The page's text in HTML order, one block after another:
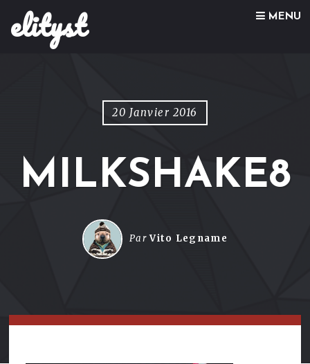
elityst MENU
Skip to content
20 Janvier 2016
MILKSHAKE8
ParVito Legname